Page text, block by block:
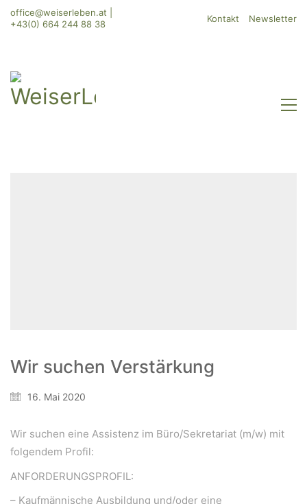
office@weiserleben.at
+43(0) 664 244 88 38
Kontakt Newsletter
Wir suchen Verstärkung
16. Mai 2020
Wir suchen eine Assistenz im Büro/Sekretariat (m/w) mit
folgendem Profil:
ANFORDERUNGSPROFIL:
– Kaufmännische Ausbildung und/oder eine